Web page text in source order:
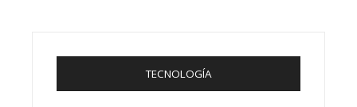
TECNOLOGÍA